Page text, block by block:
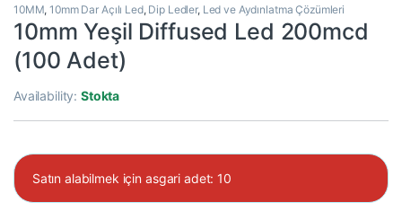
10MM,10mm Dar Açılı Led, Dip Ledler, Led ve Aydınlatma Çözümleri
10mm Yeşil Diffused Led 200mcd
(100 Adet)
Availability:Stokta
Satın alabilmek için asgari adet: 10